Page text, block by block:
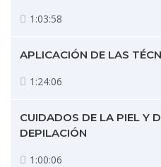
1:03:58
APLICACIÓN DE LAS
1:24:06
CUIDADOS DE LA PIEL Y
DEPILACIÓN
1:00:06